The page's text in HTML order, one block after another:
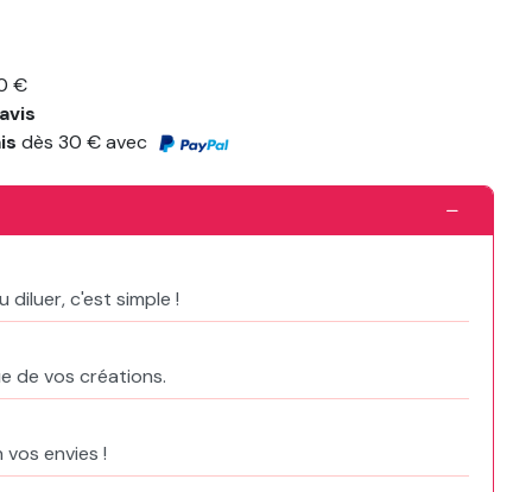
€
dès 30 € avec
diluer, c'est simple !
de vos créations.
envies !